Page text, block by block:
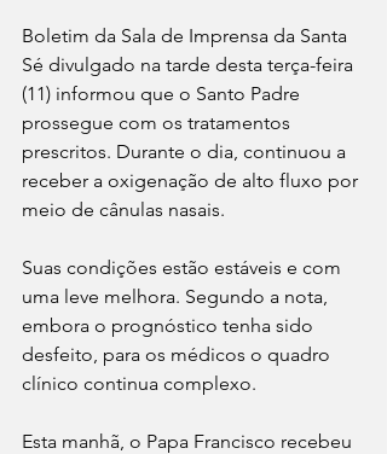
Boletim da Sala de Imprensa da Santa
Sé divulgado na tarde desta terça-feira
(11) informou que o Santo Padre
prossegue com os tratamentos
prescritos. Durante o dia, continuou a
receber a oxigenação de alto fluxo por
meio de cânulas nasais.
Suas condições estão estáveis e com
uma leve melhora. Segundo a nota,
embora o prognóstico tenha sido
desfeito, para os médicos o quadro
clínico continua complexo.
Esta manhã, o Papa Francisco recebeu